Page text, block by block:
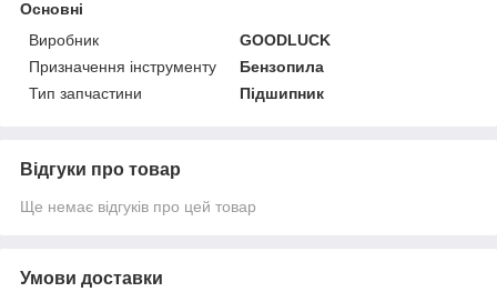
Основні
Виробник
GOODLUCK
Призначення інструменту
Бензопила
Тип запчастини
Підшипник
Відгуки про товар
Ще немає відгуків про цей товар
Умови доставки